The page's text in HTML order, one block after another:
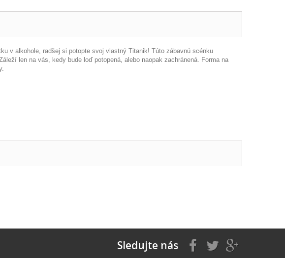
v alkohole, radšej si potopte svoj vlastný Titanik! Túto zábavnú scénku
len na vás, kedy bude loď potopená, alebo naopak zachránená. Forma na
Sledujte nás